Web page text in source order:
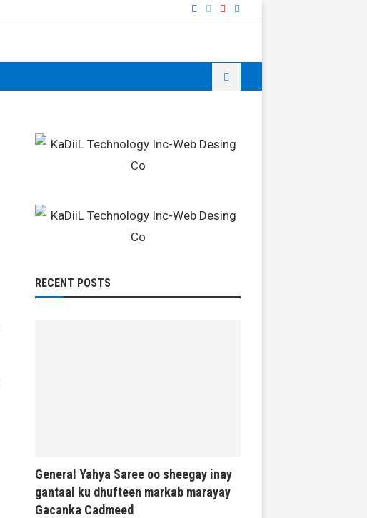
RECENT POSTS
General Yahya Saree oo sheegay inay
gantaal ku dhufteen markab marayay
Gacanka Cadmeed